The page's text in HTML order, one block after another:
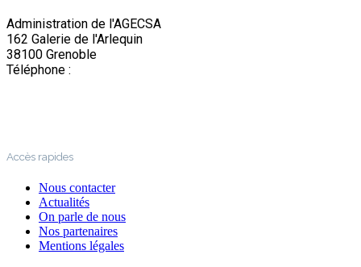
Administration de l'AGECSA
162 Galerie de l'Arlequin
38100 Grenoble
Téléphone :
Accès rapides
Nous contacter
Actualités
On parle de nous
Nos partenaires
Mentions légales